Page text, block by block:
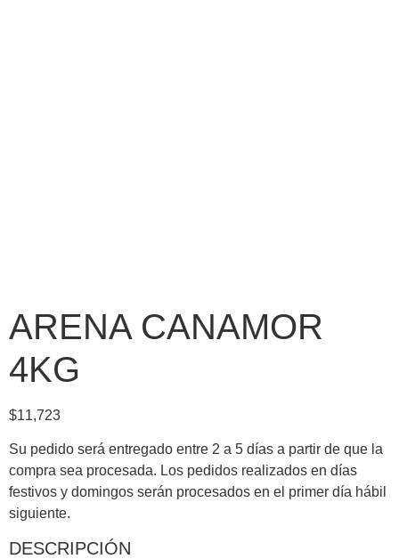
ARENA CANAMOR
4KG
$11,723
Su pedido será entregado entre 2 a 5 días a partir de que la
compra sea procesada. Los pedidos realizados en días
festivos y domingos serán procesados en el primer día hábil
siguiente.
DESCRIPCIÓN